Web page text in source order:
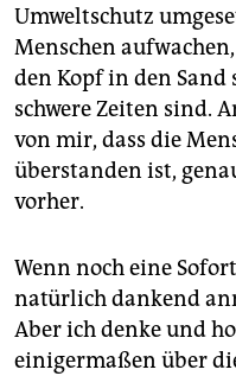
Umweltschutz
Menschen
den Kopf in den Sand
schwere Zeiten sind.
von mir, dass die
überstanden ist,
vorher.
Wenn noch eine
natürlich dankend
Aber ich denke und
einigermaßen über